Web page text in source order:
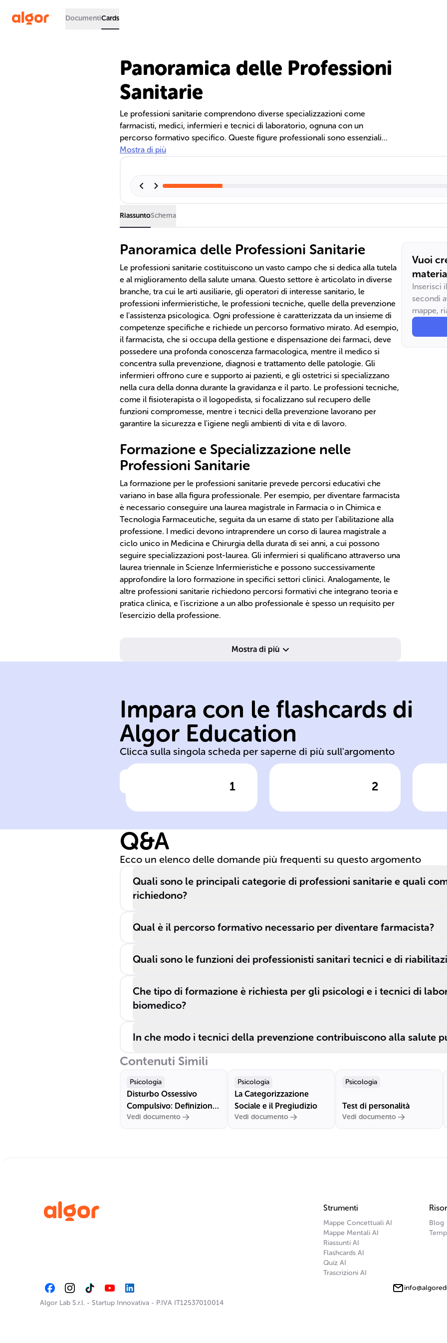
DocumentiCards
Panoramica delle Professioni
Sanitarie
Le professioni sanitarie comprendono diverse specializzazioni come
farmacisti, medici, infermieri e tecnici di laboratorio, ognuna con un
percorso formativo specifico. Queste figure professionali sono essenziali
per la tutela della salute, offrendo servizi di prevenzione, diagnosi,
Mostra di più
RiassuntoSchema
Panoramica delle Professioni Sanitarie
Le professioni sanitarie costituiscono un vasto campo che si dedica alla tutela
e al miglioramento della salute umana. Questo settore è articolato in diverse
branche, tra cui le arti ausiliarie, gli operatori di interesse sanitario, le
professioni infermieristiche, le professioni tecniche, quelle della prevenzione
e l'assistenza psicologica. Ogni professione è caratterizzata da un insieme di
competenze specifiche e richiede un percorso formativo mirato. Ad esempio,
il farmacista, che si occupa della gestione e dispensazione dei farmaci, deve
possedere una profonda conoscenza farmacologica, mentre il medico si
concentra sulla prevenzione, diagnosi e trattamento delle patologie. Gli
infermieri offrono cure e supporto ai pazienti, e gli ostetrici si specializzano
nella cura della donna durante la gravidanza e il parto. Le professioni tecniche,
come il fisioterapista o il logopedista, si focalizzano sul recupero delle
funzioni compromesse, mentre i tecnici della prevenzione lavorano per
garantire la sicurezza e l'igiene negli ambienti di vita e di lavoro.
Formazione e Specializzazione nelle
Professioni Sanitarie
La formazione per le professioni sanitarie prevede percorsi educativi che
variano in base alla figura professionale. Per esempio, per diventare farmacista
è necessario conseguire una laurea magistrale in Farmacia o in Chimica e
Tecnologia Farmaceutiche, seguita da un esame di stato per l'abilitazione alla
professione. I medici devono intraprendere un corso di laurea magistrale a
ciclo unico in Medicina e Chirurgia della durata di sei anni, a cui possono
seguire specializzazioni post-laurea. Gli infermieri si qualificano attraverso una
laurea triennale in Scienze Infermieristiche e possono successivamente
approfondire la loro formazione in specifici settori clinici. Analogamente, le
altre professioni sanitarie richiedono percorsi formativi che integrano teoria e
pratica clinica, e l'iscrizione a un albo professionale è spesso un requisito per
l'esercizio della professione.
Mostra di più
Vuoi
Inserisci
secondi
mappe,
Impara con le flashcards di
Algor Education
Clicca sulla singola scheda per saperne di più sull'argomento
1
farmacista
Clicca per vedere la risposta
Gestione e
dispensazione
farmaci,
2
medico
Clicca per vedere la risposta
Prevenzione,
diagnosi,
trattamento
Q&A
Ecco un elenco delle domande più frequenti su questo argomento
Quali sono le principali categorie di professioni sanitarie e quali
richiedono?
Qual è il percorso formativo necessario per diventare farmacista?
Quali sono le funzioni dei professionisti sanitari tecnici e di
Che tipo di formazione è richiesta per gli psicologi e i tecnici di
biomedico?
In che modo i tecnici della prevenzione contribuiscono alla salute
Contenuti Simili
Psicologia
Disturbo Ossessivo
Compulsivo: Definizione
e Contesto di
Vedi documento
Psicologia
La Categorizzazione
Sociale e il Pregiudizio
Vedi documento
Psicologia
Test di personalità
Vedi documento
Strumenti
Mappe Concettuali AI
Mappe Mentali AI
Riassunti AI
Flashcards AI
Quiz AI
Trascrizioni AI
Blog
Algor Lab S.r.l. - Startup Innovativa - P.IVA IT12537010014